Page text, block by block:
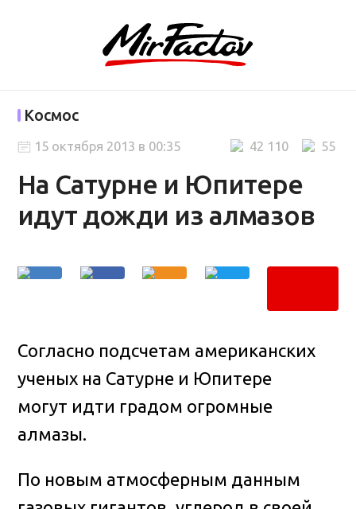
Космос
На Сатурне и Юпитере
идут дожди из алмазов
55
42 110
15 октября 2013 в 00:35
Согласно подсчетам американских
ученых на Сатурне и Юпитере
могут идти градом огромные
алмазы.
По новым атмосферным данным